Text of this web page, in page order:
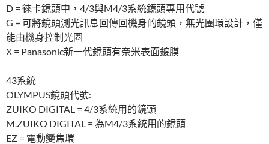
D = 徠卡鏡頭中，4/3與M4/3系統鏡頭專用代號
G = 可將鏡頭測光訊息回傳回機身的鏡頭，無光圈環設計，僅
能由機身控制光圈
X = Panasonic新一代鏡頭有奈米表面鍍膜
43系統
OLYMPUS鏡頭代號:
ZUIKO DIGITAL = 4/3系統用的鏡頭
M.ZUIKO DIGITAL = 為M4/3系統用的鏡頭
EZ = 電動變焦環